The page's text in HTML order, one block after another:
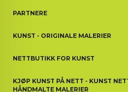
PARTNERE
KUNST - ORIGINALE MALERIER
NETTBUTIKK FOR KUNST
KJØP KUNST PÅ NETT - KUNST
HÅNDMALTE MALERIER